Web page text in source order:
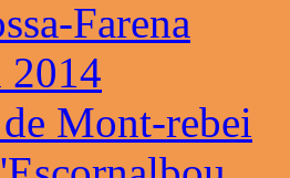
Farena
Mont-rebei